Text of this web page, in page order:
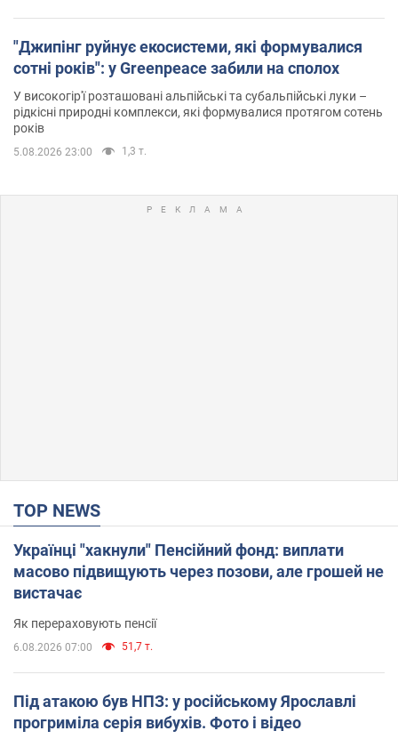
"Джипінг руйнує екосистеми, які формувалися
сотні років": у Greenpeace забили на сполох
У високогір'ї розташовані альпійські та субальпійські луки –
рідкісні природні комплекси, які формувалися протягом сотень
років
5.08.2026 23:00 1,3 т.
TOP NEWS
Українці "хакнули" Пенсійний фонд: виплати
масово підвищують через позови, але грошей не
вистачає
Як перераховують пенсії
6.08.2026 07:00 51,7 т.
Під атакою був НПЗ: у російському Ярославлі
прогриміла серія вибухів. Фото і відео